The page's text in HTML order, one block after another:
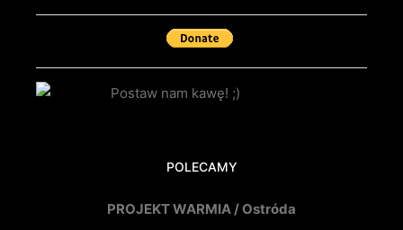
POLECAMY
PROJEKT WARMIA / Ostróda